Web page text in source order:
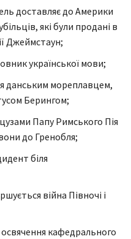
доставляє до Америки
які були продані в
Джеймстаун;
української мови;
данським мореплавцем,
Берингом;
Папу Римського Пія
до Гренобля;
біля
війна Півночі і
освячення кафедрального